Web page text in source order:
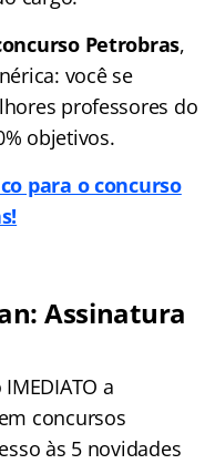
Petrobras,
você se
professores do
objetivos.
para o concurso
Assinatura
a
concursos
às 5 novidades